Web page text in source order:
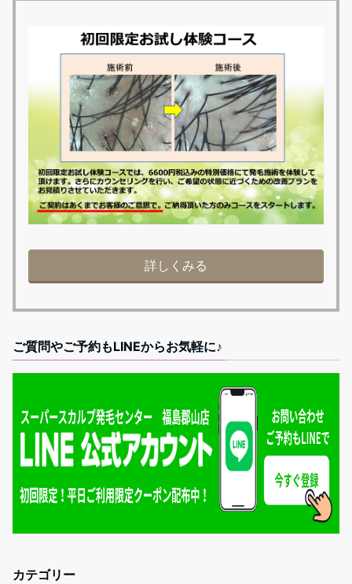
詳しくみる
ご質問やご予約もLINEからお気軽に♪
カテゴリー